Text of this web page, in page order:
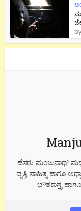
by
ಹೆಸರು ಮಂಜುನಾಥ್
ವೃತ್ತಿ. ಸಾಹಿತ್ಯ ಹಾಗೂ
ಭೌತಶಾಸ್ತ್ರ